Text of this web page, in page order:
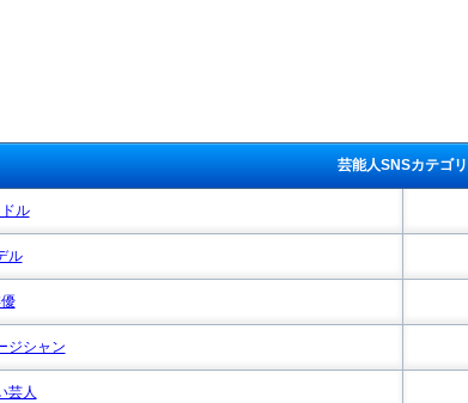
芸能人SNSカテゴリ
ル
ル
ジシャン
芸人